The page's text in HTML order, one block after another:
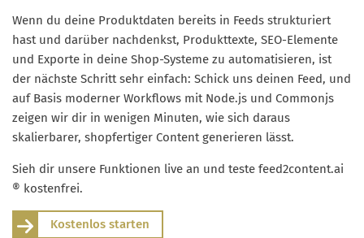
Wenn du deine Produktdaten bereits in Feeds strukturiert
hast und darüber nachdenkst, Produkttexte, SEO-Elemente
und Exporte in deine Shop-Systeme zu automatisieren, ist
der nächste Schritt sehr einfach: Schick uns deinen Feed, und
auf Basis moderner Workflows mit Node.js und Commonjs
zeigen wir dir in wenigen Minuten, wie sich daraus
skalierbarer, shopfertiger Content generieren lässt.
Sieh dir unsere Funktionen live an und teste feed2content.ai
® kostenfrei.
Kostenlos starten